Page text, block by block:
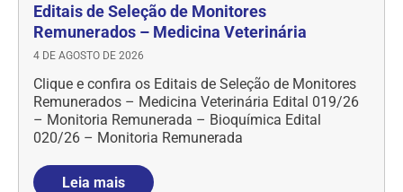
Editais de Seleção de Monitores
Remunerados – Medicina Veterinária
4 DE AGOSTO DE 2026
Clique e confira os Editais de Seleção de Monitores
Remunerados – Medicina Veterinária Edital 019/26
– Monitoria Remunerada – Bioquímica Edital
020/26 – Monitoria Remunerada
Leia mais